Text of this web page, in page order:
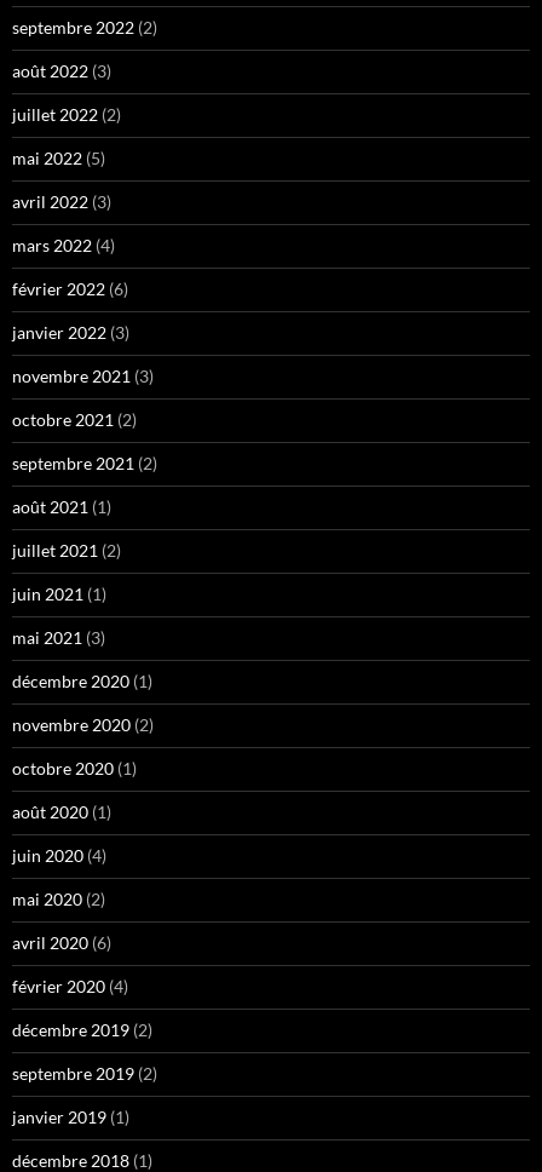
septembre 2022 (2)
août 2022 (3)
juillet 2022 (2)
mai 2022 (5)
avril 2022 (3)
mars 2022 (4)
février 2022 (6)
janvier 2022 (3)
novembre 2021 (3)
octobre 2021 (2)
septembre 2021 (2)
août 2021 (1)
juillet 2021 (2)
juin 2021 (1)
mai 2021 (3)
décembre 2020 (1)
novembre 2020 (2)
octobre 2020 (1)
août 2020 (1)
juin 2020 (4)
mai 2020 (2)
avril 2020 (6)
février 2020 (4)
décembre 2019 (2)
septembre 2019 (2)
janvier 2019 (1)
décembre 2018 (1)